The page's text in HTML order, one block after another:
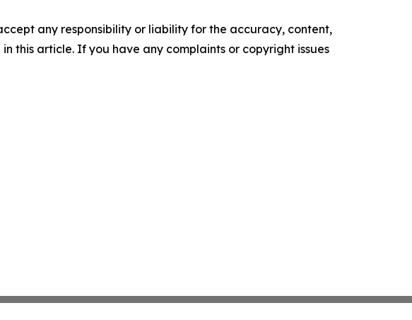
any responsibility or liability for the accuracy, content,
this article. If you have any complaints or copyright issues